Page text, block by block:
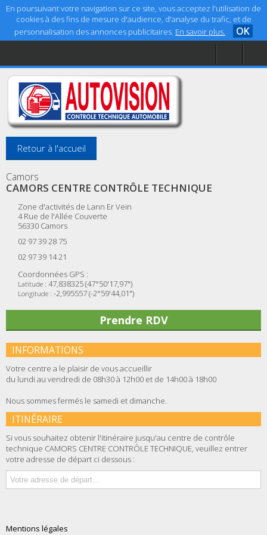
En poursuivant votre navigation sur ce site, vous acceptez l'utilisation de
cookies à des fins de mesure d'audience, d'analyse du trafic, et de
personnalisation des annonces publicitaires. En savoir plus. OK
Accueil
Aide
Mentions légales
Retour à l'accueil
Camors
CAMORS CENTRE CONTRÔLE TECHNIQUE
Zone d'activités de Lann Er Vein
4 Rue de l'Allée Couverte
56330 Camors
02 97 39 28 75
02 97 39 14 21
Coordonnées GPS :
Latitude : 47,838325 (47°50'17,97")
Longitude : -2,995557 (-2°59'44,01")
Prendre RDV
INFORMATIONS
Votre centre a le plaisir de vous accueillir
du lundi au vendredi de 08h30 à 12h00 et de 14h00 à 18h00
Nous sommes fermés le samedi et dimanche.
ITINÉRAIRE
Si vous souhaitez obtenir l'itinéraire jusqu'au centre de contrôle
technique CAMORS CENTRE CONTRÔLE TECHNIQUE, veuillez entrer
votre adresse de départ ci dessous :
Mentions légales